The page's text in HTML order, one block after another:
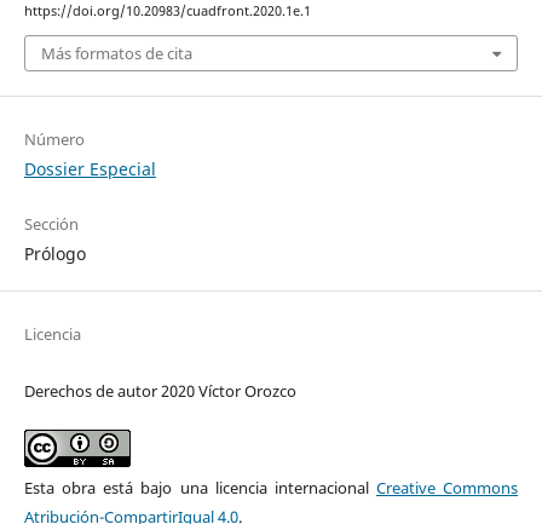
https://doi.org/10.20983/cuadfront.2020.1e.1
Más formatos de cita
Número
Dossier Especial
Sección
Prólogo
Licencia
Derechos de autor 2020 Víctor Orozco
Esta obra está bajo una licencia internacional Creative Commons
Atribución-CompartirIgual 4.0.